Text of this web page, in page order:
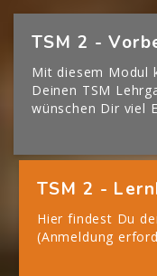
[Cocoon] Boxes
TSM 2 -
Mit diesem Modul
Deinen TSM
wünschen Dir viel
TSM 2 -
Hier findest Du
(Anmeldung